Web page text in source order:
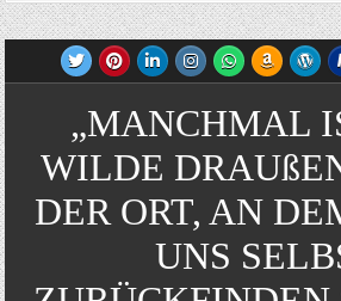
„MANCHMAL
WILDE
DER ORT, AN
UNS